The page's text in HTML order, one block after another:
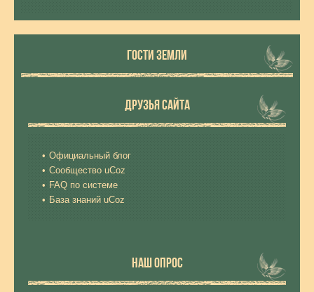
ГОСТИ ЗЕМЛИ
ДРУЗЬЯ САЙТА
Официальный блог
Сообщество uCoz
FAQ по системе
База знаний uCoz
НАШ ОПРОС